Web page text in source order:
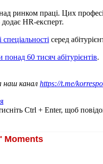
ринком праці. Цих
HR-експерт.
серед
60 тисяч абітурієнтів.
наш канал https://t.me/
Ctrl + Enter, щоб